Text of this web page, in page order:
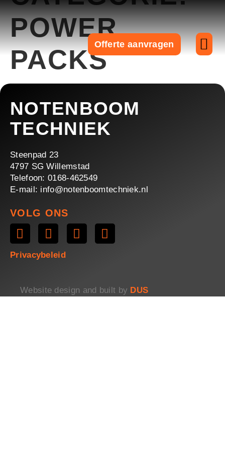
Offerte aanvragen
POWER
PACKS
NOTENBOOM
TECHNIEK
Steenpad 23
4797 SG Willemstad
Telefoon: 0168-462549
E-mail: info@notenboomtechniek.nl
VOLG ONS
Privacybeleid
Website design and built by DUS